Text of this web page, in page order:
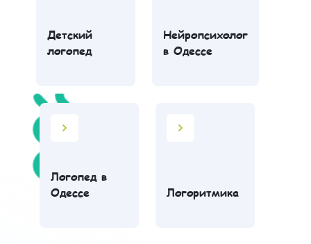
Детский
логопед
Нейропсихолог
в Одессе
Логопед в
Одессе
Логоритмика